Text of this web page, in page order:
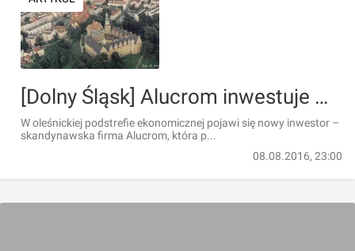
[Dolny Śląsk] Alucrom inwestuje w oleśnickiej podstrefie WSSE Invest-Park
W oleśnickiej podstrefie ekonomicznej pojawi się nowy inwestor –
skandynawska firma Alucrom, która p...
08.08.2016, 23:00